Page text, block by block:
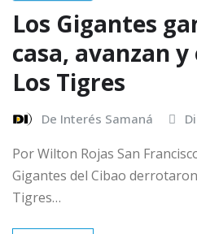
Los Gigantes
casa, avanzan
Los Tigres
De Interés Samaná
Por Wilton Rojas San
Gigantes del Cibao
Tigres…